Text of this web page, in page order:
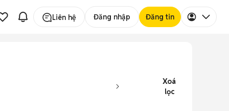
Liên hệ Đăng nhập Đăng tin
Xoá
lọc